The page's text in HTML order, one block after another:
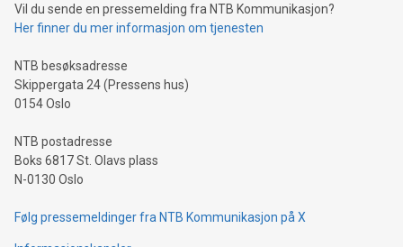
Vil du sende en pressemelding fra NTB Kommunikasjon?
Her finner du mer informasjon om tjenesten
NTB besøksadresse
Skippergata 24 (Pressens hus)
0154 Oslo
NTB postadresse
Boks 6817 St. Olavs plass
N-0130 Oslo
Følg pressemeldinger fra NTB Kommunikasjon på X